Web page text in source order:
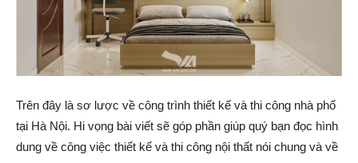
Trên đây là sơ lược về công trình thiết kế và thi công nhà phố
tại Hà Nội. Hi vọng bài viết sẽ góp phần giúp quý bạn đọc hình
dung về công việc thiết kế và thi công nội thất nói chung và về